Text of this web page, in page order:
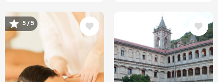
Image
5 / 5